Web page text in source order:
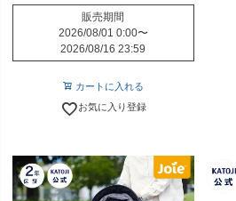
販売期間
2026/08/01 0:00〜
2026/08/16 23:59
カートに入れる
お気に入り登録